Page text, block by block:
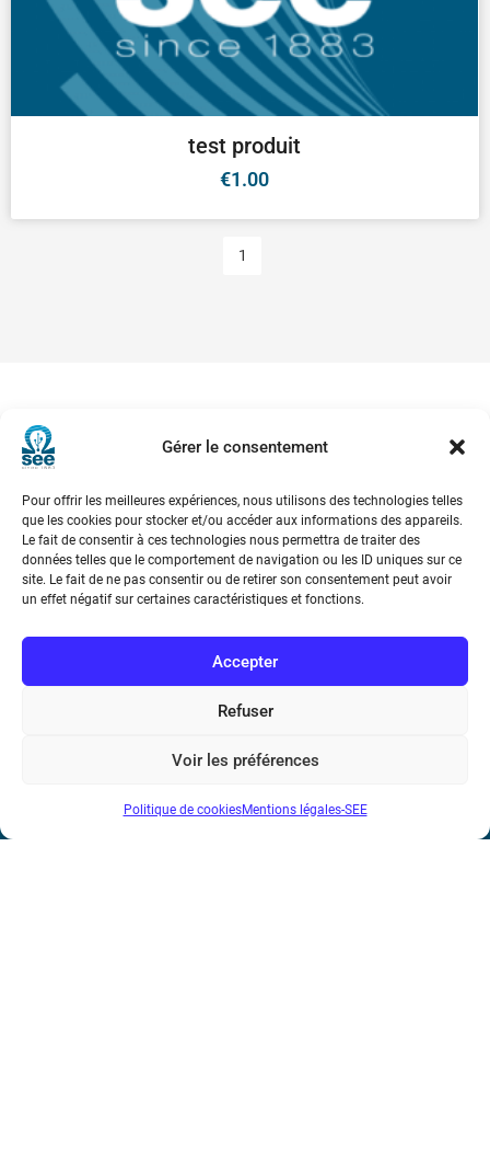
Gérer le consentement
Pour offrir les meilleures expériences, nous utilisons des technologies telles
que les cookies pour stocker et/ou accéder aux informations des appareils.
Le fait de consentir à ces technologies nous permettra de traiter des
données telles que le comportement de navigation ou les ID uniques sur ce
site. Le fait de ne pas consentir ou de retirer son consentement peut avoir
un effet négatif sur certaines caractéristiques et fonctions.
Accepter
Refuser
Voir les préférences
Politique de cookiesMentions légales-SEE
test produit
€1.00
1
Bicentenaire des découvertes d’André-
Société de l’Electricité, de l’Electronique et des Technologies
de l’Information et de la Communication
17 rue de l’Amiral Hamelin75116 Paris
Téléphone : (+33) 1 56 90 37 17
N° de SIREN : 785 393 232, Code APE : 9412Z TVA intra-